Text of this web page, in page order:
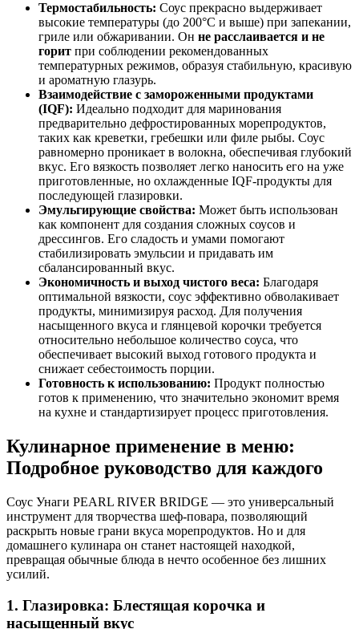
Термостабильность: Соус прекрасно выдерживает
высокие температуры (до 200°C и выше) при запекании,
гриле или обжаривании. Он не расслаивается и не
горит при соблюдении рекомендованных
температурных режимов, образуя стабильную, красивую
и ароматную глазурь.
Взаимодействие с замороженными продуктами
(IQF): Идеально подходит для маринования
предварительно дефростированных морепродуктов,
таких как креветки, гребешки или филе рыбы. Соус
равномерно проникает в волокна, обеспечивая глубокий
вкус. Его вязкость позволяет легко наносить его на уже
приготовленные, но охлажденные IQF-продукты для
последующей глазировки.
Эмульгирующие свойства: Может быть использован
как компонент для создания сложных соусов и
дрессингов. Его сладость и умами помогают
стабилизировать эмульсии и придавать им
сбалансированный вкус.
Экономичность и выход чистого веса: Благодаря
оптимальной вязкости, соус эффективно обволакивает
продукты, минимизируя расход. Для получения
насыщенного вкуса и глянцевой корочки требуется
относительно небольшое количество соуса, что
обеспечивает высокий выход готового продукта и
снижает себестоимость порции.
Готовность к использованию: Продукт полностью
готов к применению, что значительно экономит время
на кухне и стандартизирует процесс приготовления.
Кулинарное применение в меню:
Подробное руководство для каждого
Соус Унаги PEARL RIVER BRIDGE — это универсальный
инструмент для творчества шеф-повара, позволяющий
раскрыть новые грани вкуса морепродуктов. Но и для
домашнего кулинара он станет настоящей находкой,
превращая обычные блюда в нечто особенное без лишних
усилий.
1. Глазировка: Блестящая корочка и
насыщенный вкус